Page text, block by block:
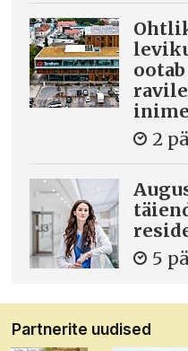
2
5
Partnerite uudised